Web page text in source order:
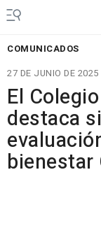
COMUNICADOS
27 DE JUNIO DE 2025
El
destaca
bienestar